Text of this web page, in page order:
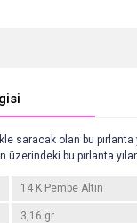
saracak olan bu
üzerindeki bu pırlanta
14 K Pembe Altın
3,16 gr